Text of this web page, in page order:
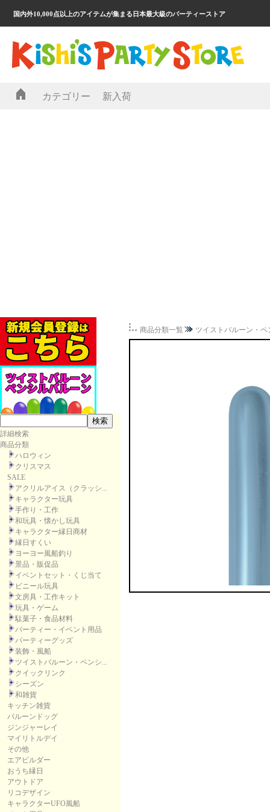
国内外10,000点以上のアイテムが集まる日本最大級のパーティーストア
カテゴリー 新入荷
詳細検索
商品分類
ハロウィン
クリスマス
SALE
アクリルアイス（クラッシ...
キャラクター玩具
手作り・工作
和玩具・懐かし玩具
キャラクター縁日商材
縁日すくい
ヨーヨー風船釣り
景品・販促品
イベントセット・くじ当て
ビニール玩具
文房具・工作キット
玩具・ゲーム
駄菓子・食品材料
パーティー・イベント用品
パーティーグッズ
装飾・風船
ツイストバルーン・ペンシ...
クイックリンク
シーズン
和雑貨
キッチン雑貨
バルーンドッグ
ジンジャーレイ
マイリトルデイ
その他
エアビルダー
おうち縁日
アウトドア
リコデザイン
キャラクターUFO風船
商品分類一覧 ツイストバルーン・